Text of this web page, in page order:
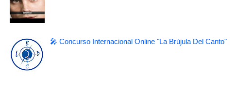
🎤 Concurso Internacional Online "La Brújula Del Canto"